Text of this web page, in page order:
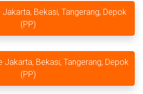
Bekasi, Tangerang, Depok
(PP)
Jakarta, Bekasi, Tangerang, Depok
(PP)